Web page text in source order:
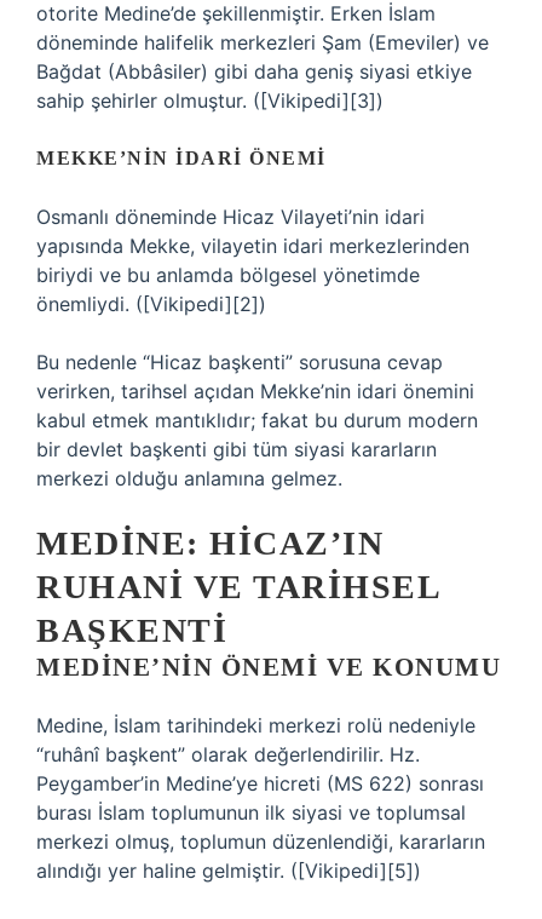
otorite Medine’de şekillenmiştir. Erken İslam
döneminde halifelik merkezleri Şam (Emeviler) ve
Bağdat (Abbâsiler) gibi daha geniş siyasi etkiye
sahip şehirler olmuştur. ([Vikipedi][3])
MEKKE’NIN İDARI ÖNEMI
Osmanlı döneminde Hicaz Vilayeti’nin idari
yapısında Mekke, vilayetin idari merkezlerinden
biriydi ve bu anlamda bölgesel yönetimde
önemliydi. ([Vikipedi][2])
Bu nedenle “Hicaz başkenti” sorusuna cevap
verirken, tarihsel açıdan Mekke’nin idari önemini
kabul etmek mantıklıdır; fakat bu durum modern
bir devlet başkenti gibi tüm siyasi kararların
merkezi olduğu anlamına gelmez.
MEDINE: HICAZ’IN
RUHANI VE TARIHSEL
BAŞKENTI
MEDINE’NIN ÖNEMI VE KONUMU
Medine, İslam tarihindeki merkezi rolü nedeniyle
“ruhânî başkent” olarak değerlendirilir. Hz.
Peygamber’in Medine’ye hicreti (MS 622) sonrası
burası İslam toplumunun ilk siyasi ve toplumsal
merkezi olmuş, toplumun düzenlendiği, kararların
alındığı yer haline gelmiştir. ([Vikipedi][5])